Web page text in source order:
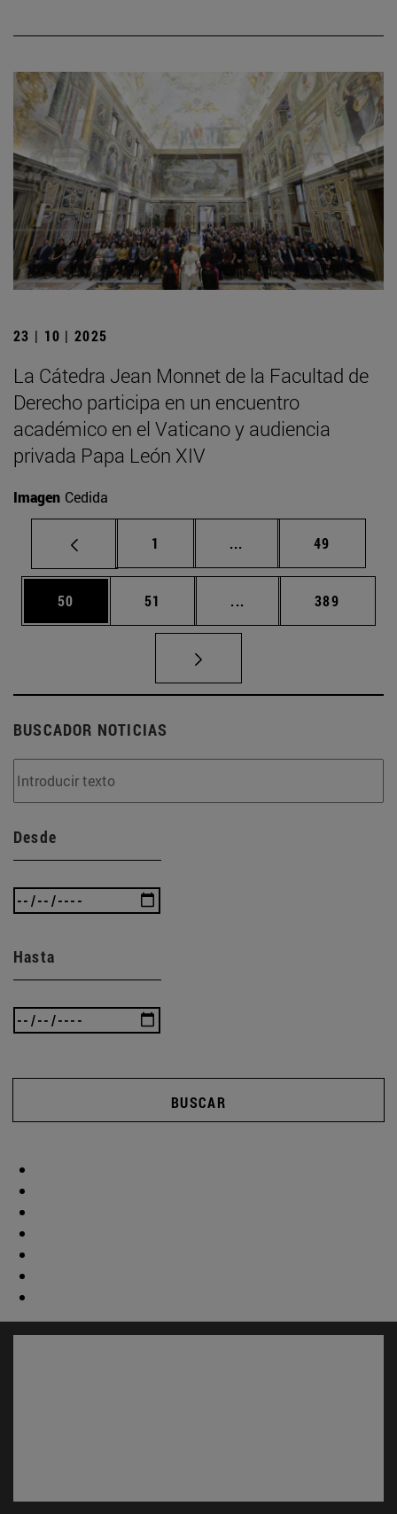
23 | 10 | 2025
La Cátedra Jean Monnet de la Facultad de
Derecho participa en un encuentro
académico en el Vaticano y audiencia
privada Papa León XIV
Imagen Cedida
Página
1 ... Páginas intermedias
Página
49
Página
50 Página
51 ... Páginas intermedias
Página
389
BUSCADOR NOTICIAS
Desde
Hasta
BUSCAR